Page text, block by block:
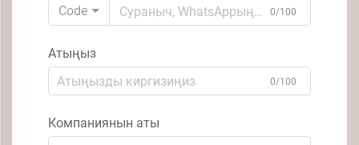
Code
0/100
Атыңыз
0/100
Компаниянын аты